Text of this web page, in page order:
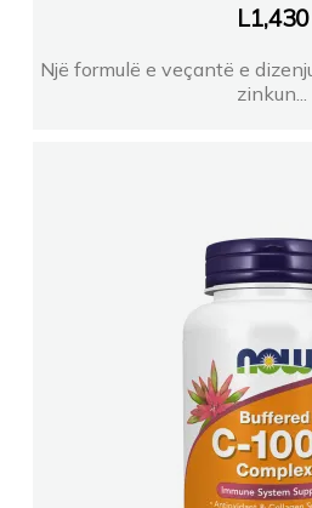
L1,430
Një formulë e veçantë e
zinkun...